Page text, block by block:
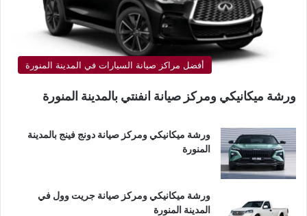
أفضل مراكز صيانة السيارات في المدينة المنورة
ورشة ميكانيكي ومركز صيانة انفنتي بالمدينة المنورة
ورشة ميكانيكي ومركز صيانة دونج فينج بالمدينة
المنورة
ورشة ميكانيكي ومركز صيانة جريت وول في
المدينة المنورة